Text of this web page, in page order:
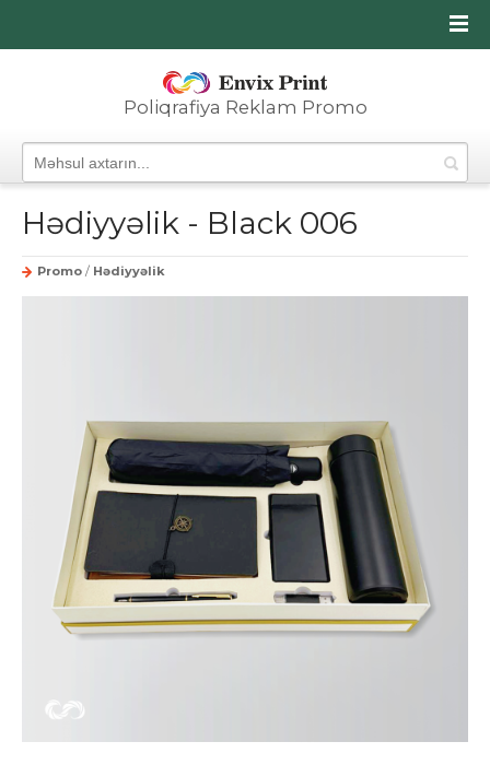
Poliqrafiya Reklam Promo
Hədiyyəlik - Black 006
Promo / Hədiyyəlik